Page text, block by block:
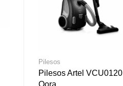
Pilesos
Pilesos Artel VCU0120
Qora